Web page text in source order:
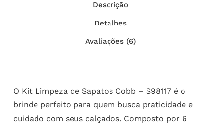
Descrição
Detalhes
Avaliações (6)
O Kit Limpeza de Sapatos Cobb – S98117 é o
brinde perfeito para quem busca praticidade e
cuidado com seus calçados. Composto por 6